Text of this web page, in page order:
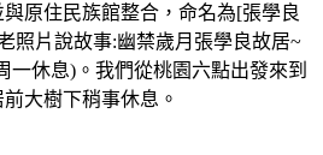
原住民族館整合，命名為[張學良
故事:幽禁歲月張學良故居~
一休息)。我們從桃園六點出發來到
大樹下稍事休息。